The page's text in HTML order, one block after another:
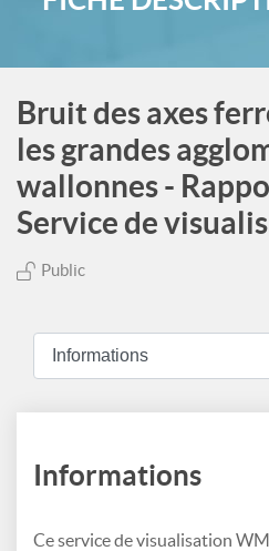
Bruit des axes
les grandes
wallonnes -
Service de
Public
Informations
Ce service de visualisation